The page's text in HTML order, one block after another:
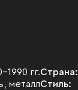
1990 гг.
металл
Страна:
Стиль: